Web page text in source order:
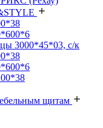
3000*45*03, с/к
щитам